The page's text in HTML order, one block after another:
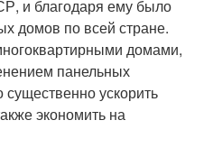
и благодаря ему было
домов по всей стране.
домами,
панельных
существенно ускорить
экономить на